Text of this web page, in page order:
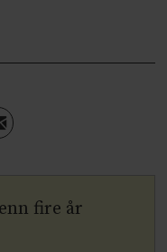
fire år